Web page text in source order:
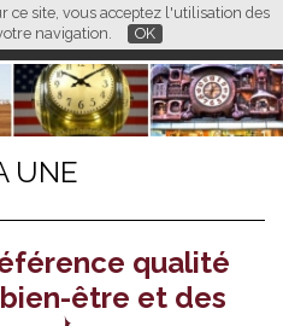
ce site, vous acceptez l'utilisation des
navigation.
OK
FR EN CN
UNE
qualité
bien-être et des